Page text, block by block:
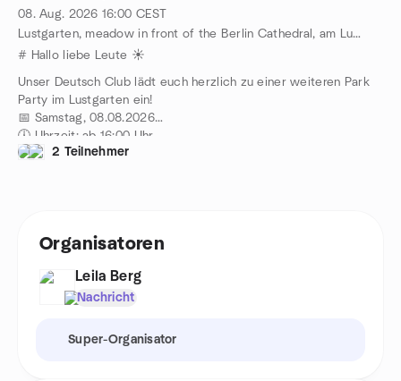
08. Aug. 2026 16:00 CEST
Lustgarten, meadow in front of the Berlin Cathedral, am Lustgarten 1, Berlin, DE
# Hallo liebe Leute ☀️
Unser Deutsch Club lädt euch herzlich zu einer weiteren Park
Party im Lustgarten ein!
📅 Samstag, 08.08.2026
🕔 Uhrzeit: ab 16:00 Uhr
📍 Ort: im Lustgarten neben dem Berliner Dom
Lasst uns gemeinsam einen entspannten Sommernachmittag
Deutsch sprechen! 🌿✨
🎶 Was euch erwartet:
•⁠ ⁠Spannende Gespräche und neue Bekanntschaften
2 Teilnehmer
Organisatoren
Leila Berg
Nachricht
Super-Organisator